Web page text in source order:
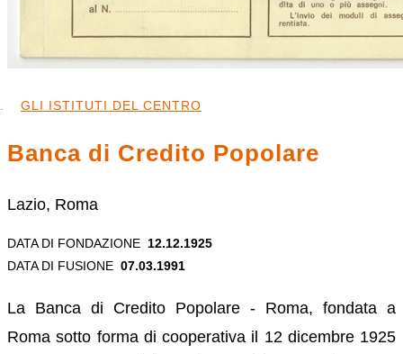
GLI ISTITUTI DEL CENTRO
Banca di Credito Popolare
Lazio, Roma
DATA DI FONDAZIONE 12.12.1925
DATA DI FUSIONE 07.03.1991
La Banca di Credito Popolare - Roma, fondata a
Roma sotto forma di cooperativa il 12 dicembre 1925